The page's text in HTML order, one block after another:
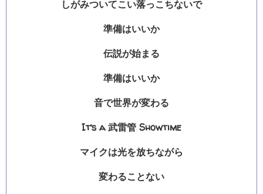
しがみついてこい落っこちないで
準備はいいか
伝説が始まる
準備はいいか
音で世界が変わる
It’s a 武雷管 Showtime
マイクは光を放ちながら
変わることない